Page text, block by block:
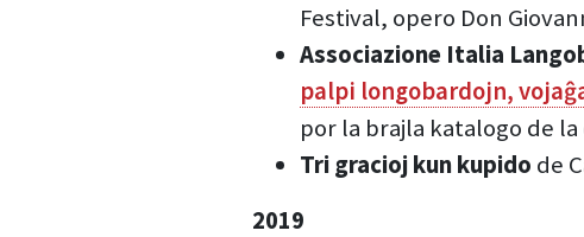
Festival, opero Don
Associazione Italia
palpi longobardojn,
por la brajla katalogo de
Tri gracioj kun kupido de
2019